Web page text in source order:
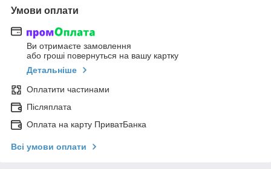
Умови оплати
Ви отримаєте замовлення
або гроші повернуться на вашу картку
Детальніше
Оплатити частинами
Післяплата
Оплата на карту ПриватБанка
Всі умови оплати